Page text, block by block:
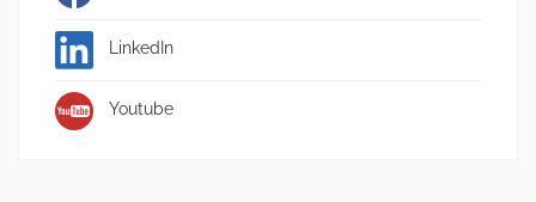
LinkedIn
Youtube